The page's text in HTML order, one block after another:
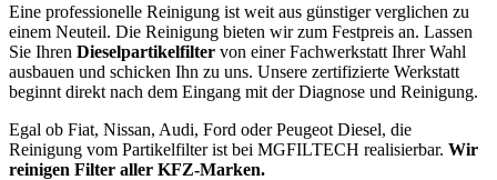
Eine professionelle Reinigung ist weit aus günstiger verglichen zu
einem Neuteil. Die Reinigung bieten wir zum Festpreis an. Lassen
Sie Ihren Dieselpartikelfilter von einer Fachwerkstatt Ihrer Wahl
ausbauen und schicken Ihn zu uns. Unsere zertifizierte Werkstatt
beginnt direkt nach dem Eingang mit der Diagnose und Reinigung.
Egal ob Fiat, Nissan, Audi, Ford oder Peugeot Diesel, die
Reinigung vom Partikelfilter ist bei MGFILTECH realisierbar. Wir
reinigen Filter aller KFZ-Marken.